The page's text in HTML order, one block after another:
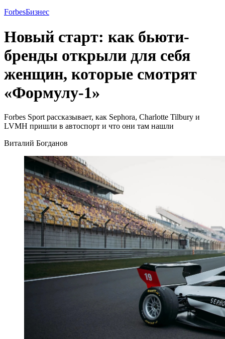
ForbesБизнес
Новый старт: как бьюти-
бренды открыли для себя
женщин, которые смотрят
«Формулу-1»
Forbes Sport рассказывает, как Sephora, Charlotte Tilbury и
LVMH пришли в автоспорт и что они там нашли
Виталий Богданов